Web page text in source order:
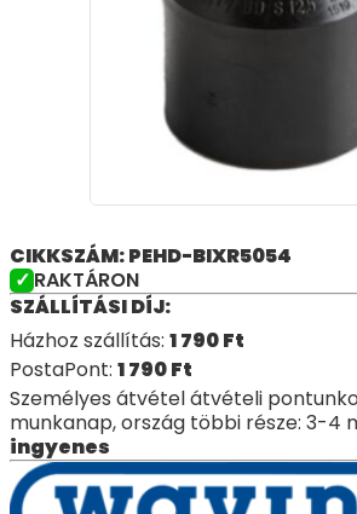
CIKKSZÁM: PEHD-BIXR5054
RAKTÁRON
SZÁLLÍTÁSI DÍJ:
Házhoz szállítás: 1 790Ft
PostaPont: 1 790Ft
Személyes átvétel átvételi
munkanap, ország többi része: 3-4
ingyenes